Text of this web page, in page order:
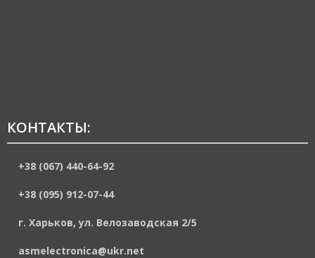
КОНТАКТЫ:
+38 (067) 440-64-92
+38 (095) 912-07-44
г. Харьков, ул. Велозаводская 2/5
asmelectronica@ukr.net